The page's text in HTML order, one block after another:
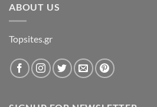
ABOUT US
Topsites.gr